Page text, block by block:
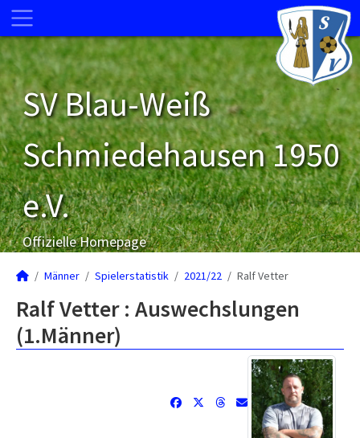
SV Blau-Weiß
Schmiedehausen 1950
e.V.
Offizielle Homepage
Männer Spielerstatistik 2021/22 Ralf Vetter
Ralf Vetter : Auswechslungen
(1.Männer)